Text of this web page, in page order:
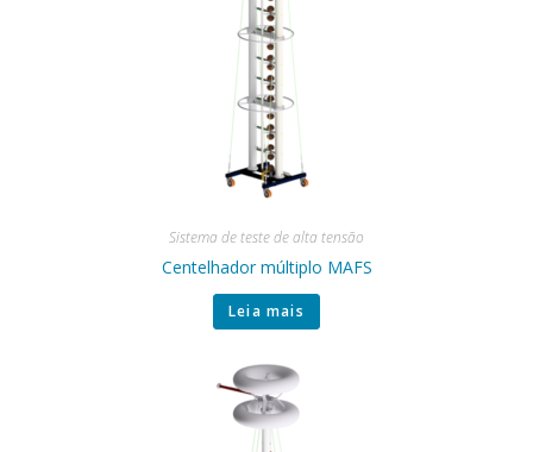
Sistema de teste de alta tensão
Centelhador múltiplo MAFS
Leia mais